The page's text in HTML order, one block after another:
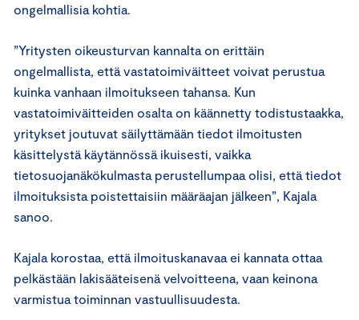
ongelmallisia kohtia.
”Yritysten oikeusturvan kannalta on erittäin
ongelmallista, että vastatoimiväitteet voivat perustua
kuinka vanhaan ilmoitukseen tahansa. Kun
vastatoimiväitteiden osalta on käännetty todistustaakka,
yritykset joutuvat säilyttämään tiedot ilmoitusten
käsittelystä käytännössä ikuisesti, vaikka
tietosuojanäkökulmasta perustellumpaa olisi, että tiedot
ilmoituksista poistettaisiin määräajan jälkeen”, Kajala
sanoo.
Kajala korostaa, että ilmoituskanavaa ei kannata ottaa
pelkästään lakisääteisenä velvoitteena, vaan keinona
varmistua toiminnan vastuullisuudesta.